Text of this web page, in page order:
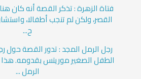
فتاة الزهرة : تذكر القصة أنه كان
القصر، ولكن لم تنجب أطفالا،
ح...
رجل الرمل المجد : تدور القصة حول
الطفل الصغير موريتس بقدومه.
الرمل ...